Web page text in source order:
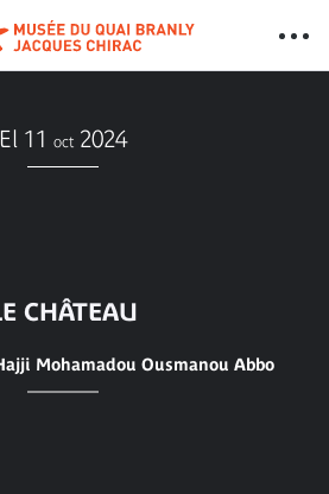
El 11 oct 2024
CHÂTEAU
Mohamadou Ousmanou Abbo